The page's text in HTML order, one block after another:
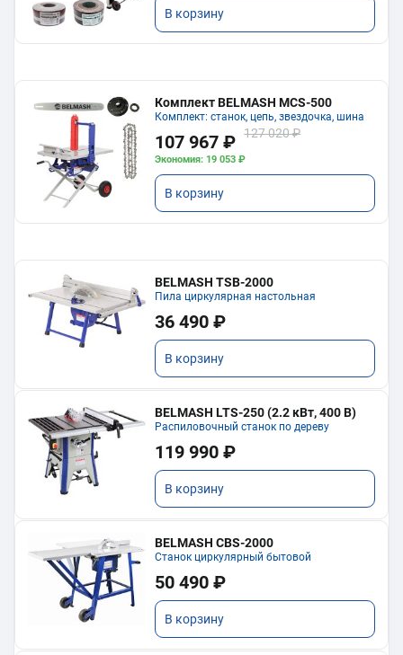
В корзину
Комплект BELMASH MCS-500
Комплект: станок, цепь, звездочка, шина
107 967 ₽ 127 020 ₽
Экономия: 19 053 ₽
В корзину
BELMASH TSB-2000
Пила циркулярная настольная
36 490 ₽
В корзину
BELMASH LTS-250 (2.2 кВт, 400 В)
Распиловочный станок по дереву
119 990 ₽
В корзину
BELMASH CBS-2000
Станок циркулярный бытовой
50 490 ₽
В корзину